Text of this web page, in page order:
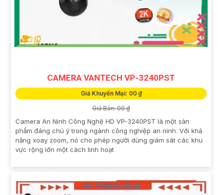
CAMERA VANTECH VP-3240PST
Giá Khuyến Mại: 00 ₫
Giá Bán: 00 ₫
Camera An Ninh Công Nghệ HD VP-3240PST là một sản
phẩm đáng chú ý trong ngành công nghiệp an ninh. Với khả
năng xoay zoom, nó cho phép người dùng giám sát các khu
vực rộng lớn một cách linh hoạt